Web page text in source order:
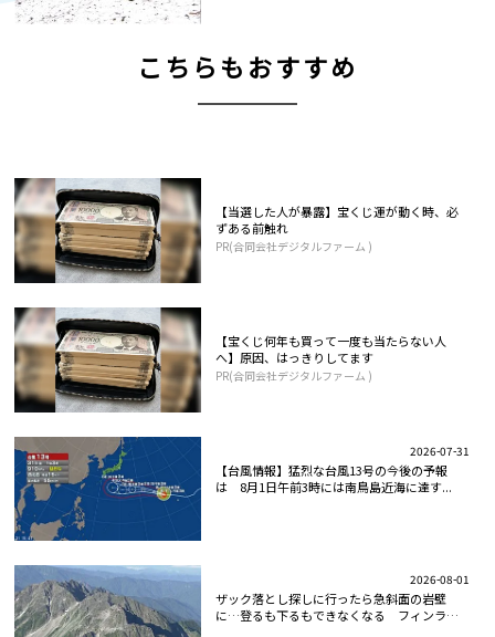
こちらもおすすめ
【当選した人が暴露】宝くじ運が動く時、必
ずある前触れ
PR(合同会社デジタルファーム )
【宝くじ何年も買って一度も当たらない人
へ】原因、はっきりしてます
PR(合同会社デジタルファーム )
2026-07-31
【台風情報】猛烈な台風13号の今後の予報
は 8月1日午前3時には南鳥島近海に達す...
2026-08-01
ザック落とし探しに行ったら急斜面の岩壁
に…登るも下るもできなくなる フィンラン